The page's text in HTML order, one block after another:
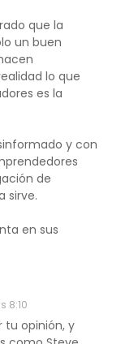
que la
un buen
lo que
es la
y con
de
sirve.
en sus
8:10
tu opinión, y